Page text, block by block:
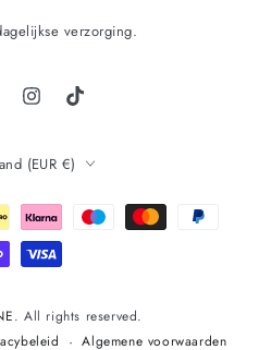
verzorging.
. All rights reserved.
Algemene voorwaarden
(EUR €)